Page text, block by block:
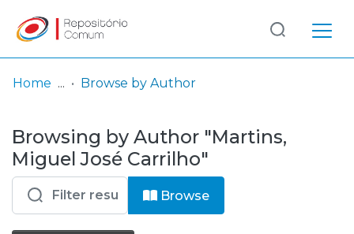
& Collections
Browse repository
Entities
Log
In
(current)
Home Browse by Author
Browsing by Author "Martins,
Miguel José Carrilho"
Browse